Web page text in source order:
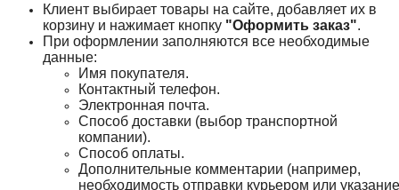
Клиент выбирает товары на сайте, добавляет их в
корзину и нажимает кнопку "Оформить заказ".
При оформлении заполняются все необходимые
данные:
Имя покупателя.
Контактный телефон.
Электронная почта.
Способ доставки (выбор транспортной
компании).
Способ оплаты.
Дополнительные комментарии (например,
необходимость отправки курьером или